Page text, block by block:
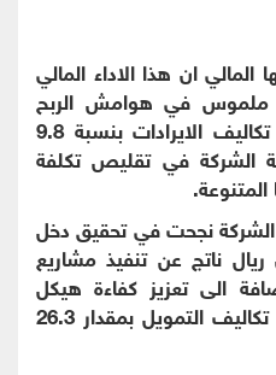
ان هذا الاداء المالي
ملموس في هوامش الربح
الاجمالية بالتزامن مع تراجع تكاليف الايرادات بنسبة 9.8
الشركة في تقليص تكلفة
الشركة نجحت في تحقيق دخل
بقيمة 98 مليون ريال ناتج عن تنفيذ مشاريع
الى تعزيز كفاءة هيكل
ديونها الذي ادى الى خفض تكاليف التمويل بمقدار 26.3